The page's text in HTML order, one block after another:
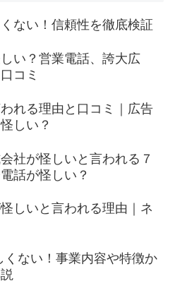
ない！信頼性を徹底検証
い？営業電話、誇大広
コミ
れる理由と口コミ｜広告
しい？
社が怪しいと言われる７
話が怪しい？
しいと言われる理由｜ネ
ない！事業内容や特徴か